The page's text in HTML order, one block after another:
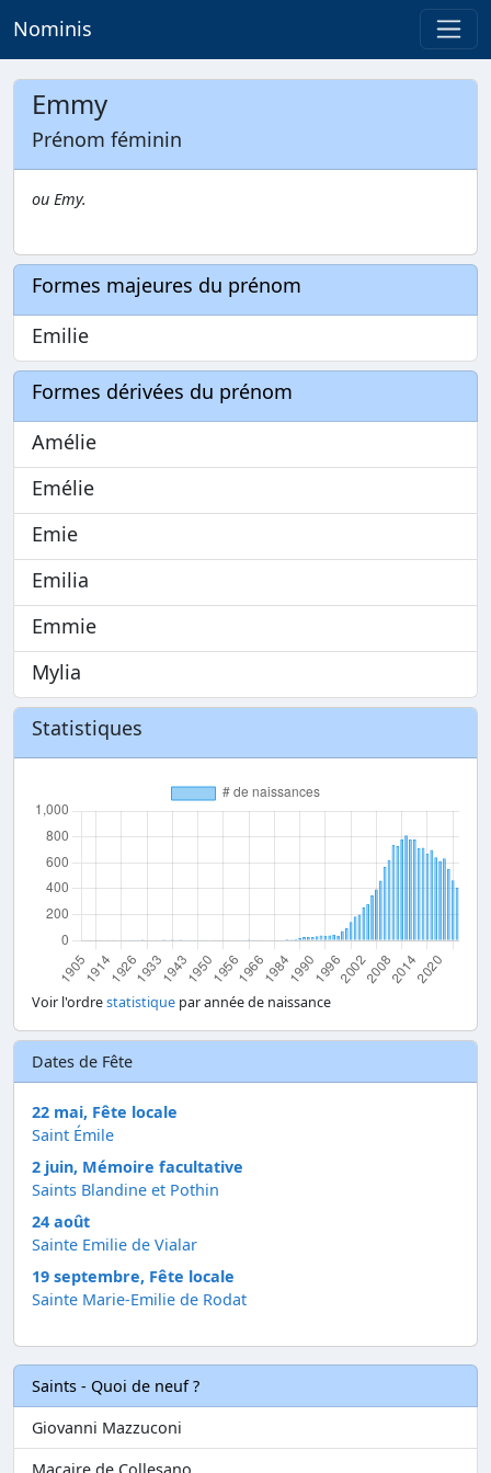
Nominis
Emmy
Prénom féminin
ou Emy.
Formes majeures du prénom
Emilie
Formes dérivées du prénom
Amélie
Emélie
Emie
Emilia
Emmie
Mylia
Statistiques
Voir l'ordrestatistique par année de naissance
Dates de Fête
22 mai, Fête locale
Saint Émile
2 juin, Mémoire facultative
Saints Blandine et Pothin
24 août
Sainte Emilie de Vialar
19 septembre, Fête locale
Sainte Marie-Emilie de Rodat
Saints - Quoi de neuf ?
Giovanni Mazzuconi